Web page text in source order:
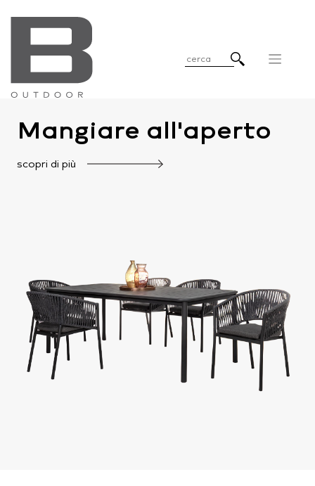
Mangiare all'aperto
scopri di più